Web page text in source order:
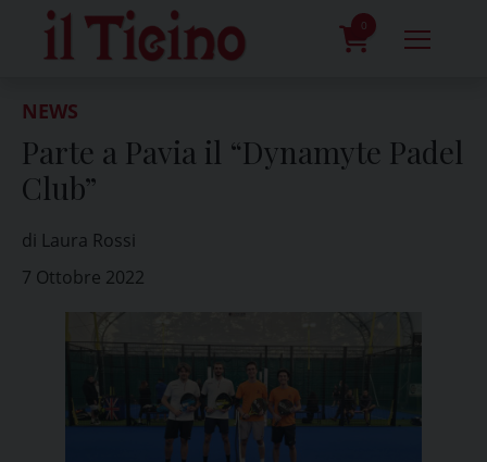
content
0
NEWS
Parte a Pavia il “Dynamyte Padel
Club”
di Laura Rossi
7 Ottobre 2022